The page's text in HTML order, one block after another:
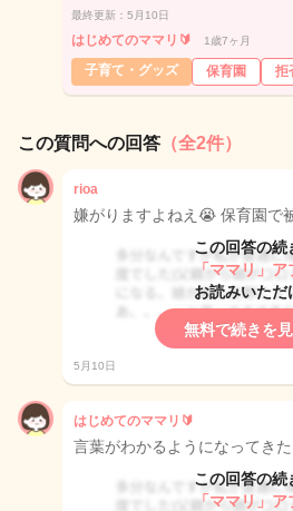
最終更新：5月10日
はじめてのママリ🔰 1歳7ヶ月
子育て・グッズ 保育園 拒
この質問への回答 （全2件）
rioa
嫌がりますよねえ😭 保育園で
この回答の続
「ママリ」ア
お読みいただ
無料で続きを
5月10日
はじめてのママリ🔰
言葉がわかるようになってきた
この回答の続
「ママリ」ア